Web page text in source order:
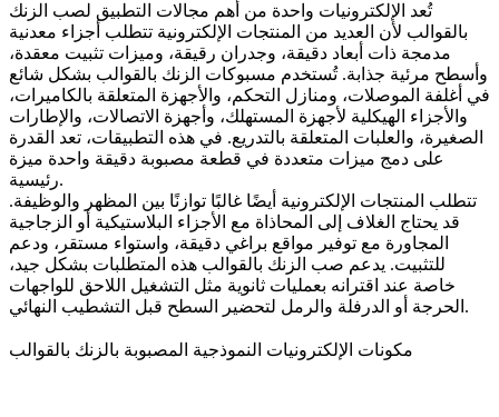
تُعد الإلكترونيات واحدة من أهم مجالات التطبيق لصب الزنك
بالقوالب لأن العديد من المنتجات الإلكترونية تتطلب أجزاء معدنية
مدمجة ذات أبعاد دقيقة، وجدران رقيقة، وميزات تثبيت معقدة،
وأسطح مرئية جذابة. تُستخدم مسبوكات الزنك بالقوالب بشكل شائع
في أغلفة الموصلات، ومنازل التحكم، والأجهزة المتعلقة بالكاميرات،
والأجزاء الهيكلية لأجهزة المستهلك، وأجهزة الاتصالات، والإطارات
الصغيرة، والعلبات المتعلقة بالتدريع. في هذه التطبيقات، تعد القدرة
على دمج ميزات متعددة في قطعة مصبوبة دقيقة واحدة ميزة
رئيسية.
تتطلب المنتجات الإلكترونية أيضًا غالبًا توازنًا بين المظهر والوظيفة.
قد يحتاج الغلاف إلى المحاذاة مع الأجزاء البلاستيكية أو الزجاجية
المجاورة مع توفير مواقع براغي دقيقة، واستواء مستقر، ودعم
للتثبيت. يدعم صب الزنك بالقوالب هذه المتطلبات بشكل جيد،
خاصة عند اقترانه بعمليات ثانوية مثل التشغيل اللاحق للواجهات
الحرجة أو الدرفلة و الرمل لتحضير السطح قبل التشطيب النهائي.
مكونات الإلكترونيات النموذجية المصبوبة بالزنك بالقوالب